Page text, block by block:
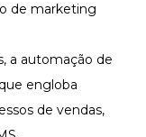
de marketing
a automação de
engloba
de vendas,